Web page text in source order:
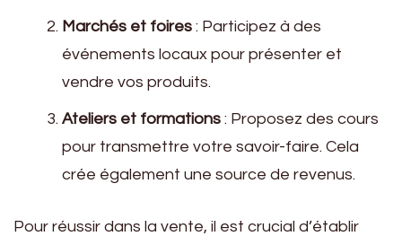
Marchés et foires : Participez à des
événements locaux pour présenter et
vendre vos produits.
Ateliers et formations : Proposez des cours
pour transmettre votre savoir-faire. Cela
crée également une source de revenus.
Pour réussir dans la vente, il est crucial d’établir